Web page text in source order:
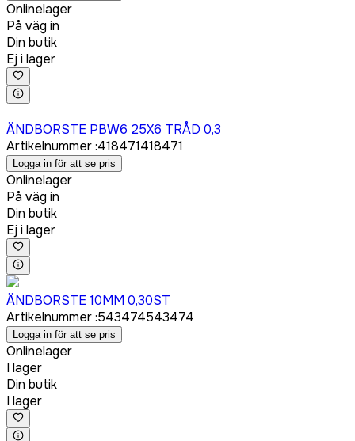
Onlinelager
På väg in
Din butik
Ej i lager
ÄNDBORSTE PBW6 25X6 TRÅD 0,3
Artikelnummer:418471418471
Logga in för att se pris
Onlinelager
På väg in
Din butik
Ej i lager
Logga in för att köpa
ÄNDBORSTE 10MM 0,30ST
Artikelnummer:543474543474
Logga in för att se pris
Onlinelager
I lager
Din butik
I lager